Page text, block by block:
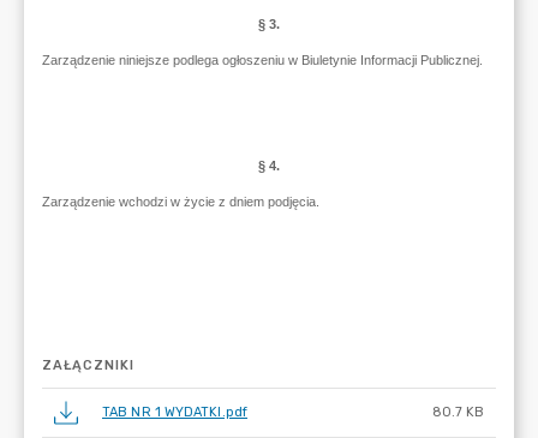
ZAŁĄCZNIKI
TAB NR 1 WYDATKI.pdf 80.7 KB